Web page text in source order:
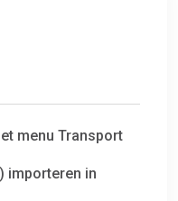
menu Transport
importeren in